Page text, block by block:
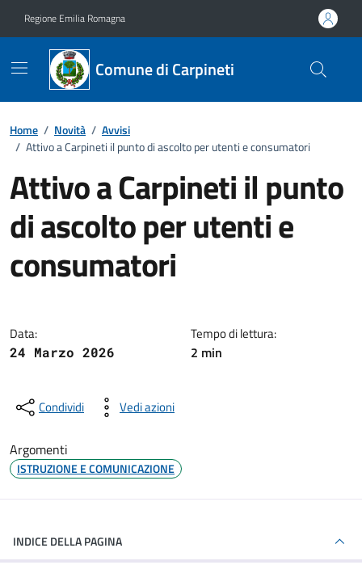
Regione Emilia Romagna
Comune di Carpineti
Home / Novità / Avvisi
/ Attivo a Carpineti il punto di ascolto per utenti e consumatori
Attivo a Carpineti il punto
di ascolto per utenti e
consumatori
Data:
24 Marzo 2026
Tempo di lettura:
2 min
Condividi Vedi azioni
Argomenti
ISTRUZIONE E COMUNICAZIONE
INDICE DELLA PAGINA